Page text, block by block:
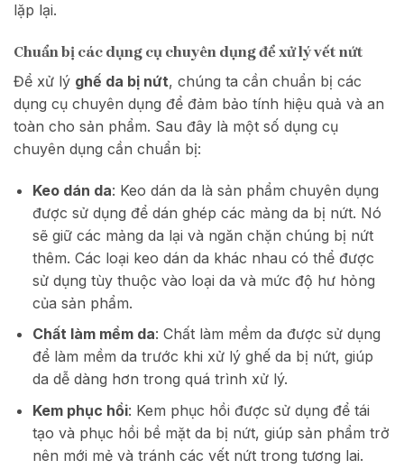
lặp lại.
Chuẩn bị các dụng cụ chuyên dụng để xử lý vết nứt
Để xử lý ghế da bị nứt, chúng ta cần chuẩn bị các
dụng cụ chuyên dụng để đảm bảo tính hiệu quả và an
toàn cho sản phẩm. Sau đây là một số dụng cụ
chuyên dụng cần chuẩn bị:
Keo dán da: Keo dán da là sản phẩm chuyên dụng
được sử dụng để dán ghép các mảng da bị nứt. Nó
sẽ giữ các mảng da lại và ngăn chặn chúng bị nứt
thêm. Các loại keo dán da khác nhau có thể được
sử dụng tùy thuộc vào loại da và mức độ hư hỏng
của sản phẩm.
Chất làm mềm da: Chất làm mềm da được sử dụng
để làm mềm da trước khi xử lý ghế da bị nứt, giúp
da dễ dàng hơn trong quá trình xử lý.
Kem phục hồi: Kem phục hồi được sử dụng để tái
tạo và phục hồi bề mặt da bị nứt, giúp sản phẩm trở
nên mới mẻ và tránh các vết nứt trong tương lai.